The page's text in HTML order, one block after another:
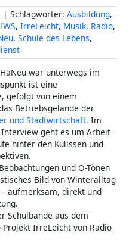
| Schlagwörter: Ausbildung,
, IrreLeicht, Musik, Radio,
, Schule des Lebens,
war unterwegs im
ist eine
gefolgt von einem
Betriebsgelände der
und Stadtwirtschaft. Im
geht es um Arbeit
hinter den Kulissen und
und O-Tönen
Bild von Winteralltag
aufmerksam, direkt und
Schulbande aus dem
Projekt IrreLeicht von Radio